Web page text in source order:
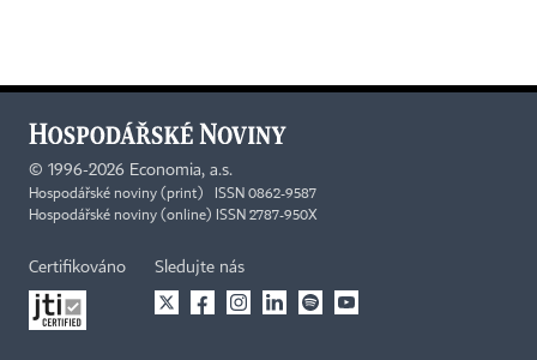
© 1996-2026 Economia, a.s.
Hospodářské noviny (print) ISSN 0862-9587
Hospodářské noviny (online) ISSN 2787-950X
Certifikováno Sledujte nás